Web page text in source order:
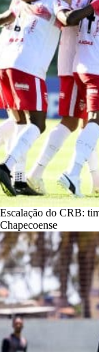
Escalação do CRB:
Chapecoense